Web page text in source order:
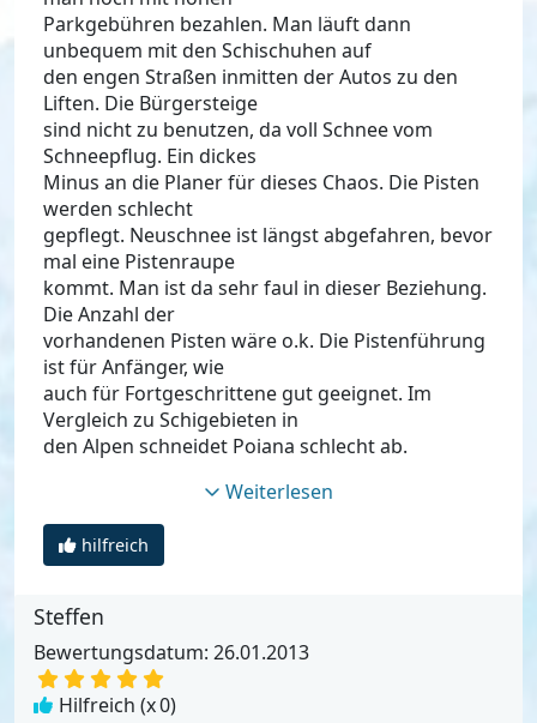
Parkgebühren bezahlen. Man läuft dann
unbequem mit den Schischuhen auf
den engen Straßen inmitten der Autos zu den
Liften. Die Bürgersteige
sind nicht zu benutzen, da voll Schnee vom
Schneepflug. Ein dickes
Minus an die Planer für dieses Chaos. Die Pisten
werden schlecht
gepflegt. Neuschnee ist längst abgefahren, bevor
mal eine Pistenraupe
kommt. Man ist da sehr faul in dieser Beziehung.
Die Anzahl der
vorhandenen Pisten wäre o.k. Die Pistenführung
ist für Anfänger, wie
auch für Fortgeschrittene gut geeignet. Im
Vergleich zu Schigebieten in
den Alpen schneidet Poiana schlecht ab.
Weiterlesen
hilfreich
Steffen
Bewertungsdatum: 26.01.2013
Hilfreich (x0)